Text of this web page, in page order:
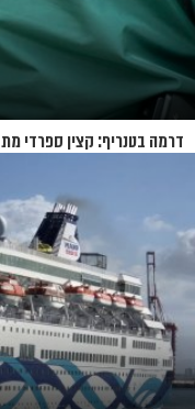
דרמה בטנריף: קצין ספרדי